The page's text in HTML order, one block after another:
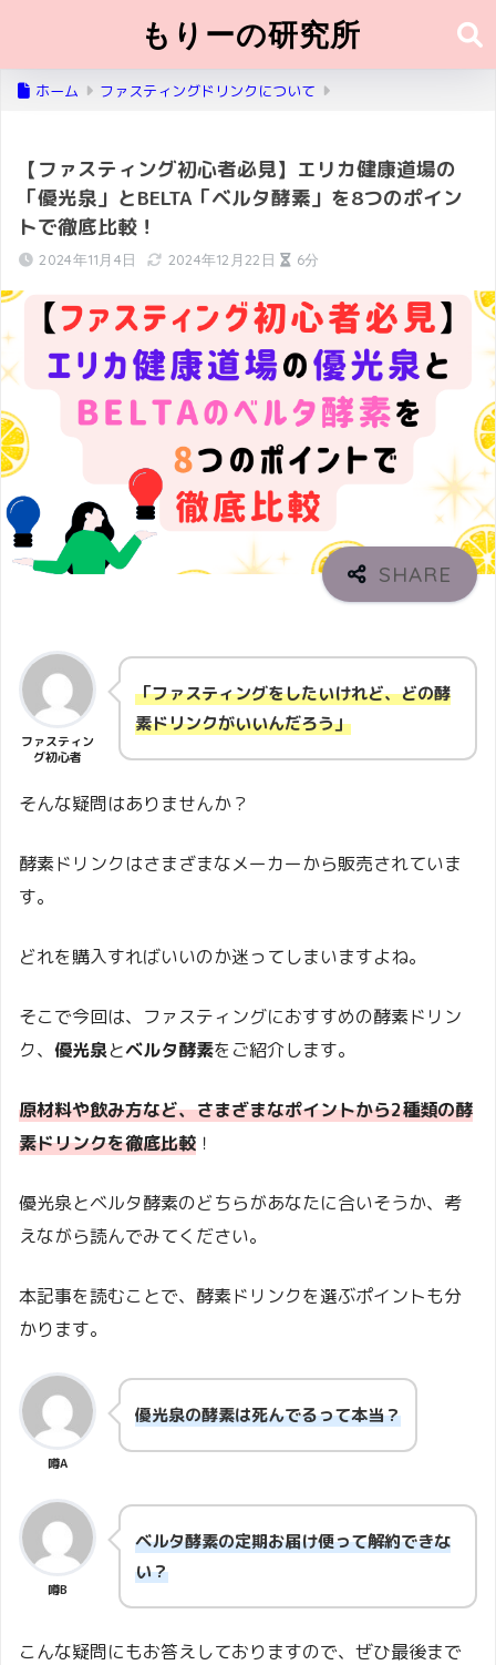
もりーの研究所
ホーム ファスティングドリンクについて
【ファスティング初心者必見】エリカ健康道場の
「優光泉」とBELTA「ベルタ酵素」を8つのポイン
トで徹底比較！
2024年11月4日 2024年12月22日 6分
ファスティン
グ初心者
「ファスティングをしたいけれど、どの酵
素ドリンクがいいんだろう」
そんな疑問はありませんか？
酵素ドリンクはさまざまなメーカーから販売されていま
す。
どれを購入すればいいのか迷ってしまいますよね。
そこで今回は、ファスティングにおすすめの酵素ドリン
ク、 優光泉とベルタ酵素をご紹介します。
原材料や飲み方など、さまざまなポイントから2種類の酵
素ドリンクを徹底比較 ！
優光泉とベルタ酵素のどちらがあなたに合いそうか、考
えながら読んでみてください。
本記事を読むことで、酵素ドリンクを選ぶポイントも分
かります。
噂A
優光泉の酵素は死んでるって本当？
噂B
ベルタ酵素の定期お届け便って解約できな
い？
こんな疑問にもお答えしておりますので、ぜひ最後まで